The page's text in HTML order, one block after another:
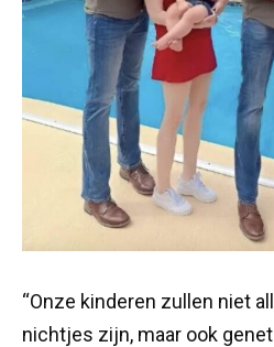
“Onze kinderen zullen niet
nichtjes zijn, maar ook